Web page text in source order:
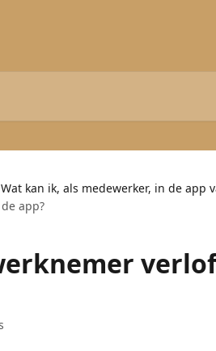
Wat kan ik, als medewerker, in de app
app?